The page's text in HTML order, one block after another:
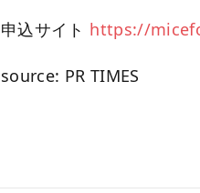
申込サイト https://
source: PR TIMES